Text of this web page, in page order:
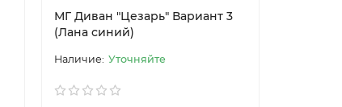
МГ Диван "Цезарь" Вариант 3
(Лана синий)
Уточняйте